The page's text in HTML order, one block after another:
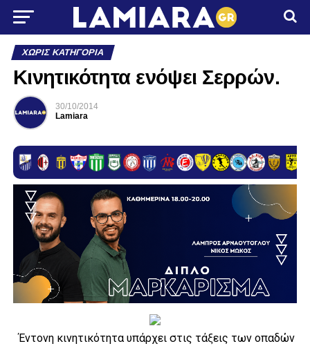
ΧΩΡΊΣ ΚΑΤΗΓΟΡΊΑ
Κινητικότητα ενόψει Σερρών.
30/10/2014
Lamiara
Έντονη κινητικότητα υπάρχει στις τάξεις των οπαδών